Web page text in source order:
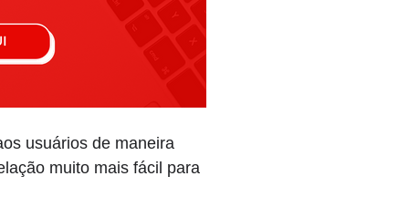
usuários de maneira
muito mais fácil para